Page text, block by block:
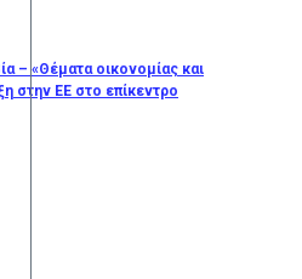
– «Θέματα οικονομίας και
στην ΕΕ στο επίκεντρο